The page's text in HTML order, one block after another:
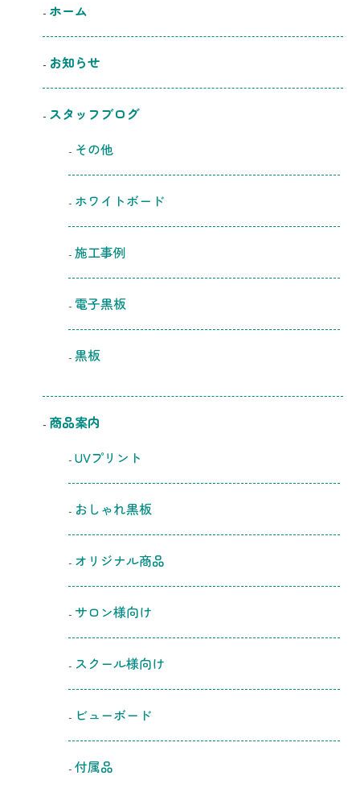
ホーム
お知らせ
スタッフブログ
その他
ホワイトボード
施工事例
電子黒板
黒板
商品案内
UVプリント
おしゃれ黒板
オリジナル商品
サロン様向け
スクール様向け
ビューボード
付属品